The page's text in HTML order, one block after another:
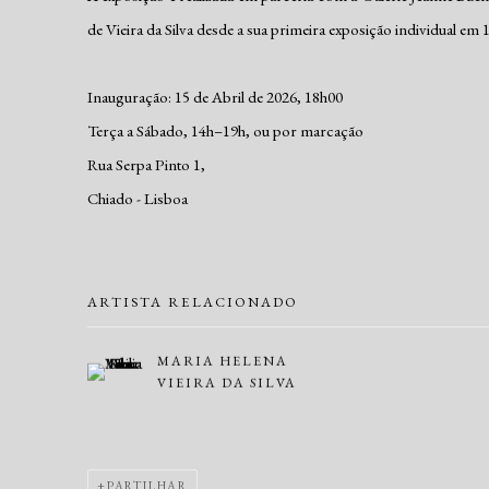
de Vieira da Silva desde a sua primeira exposição individual em
Inauguração: 15 de Abril de 2026, 18h00
Terça a Sábado, 14h–19h, ou por marcação
Rua Serpa Pinto 1,
Chiado - Lisboa
ARTISTA RELACIONADO
MARIA HELENA
VIEIRA DA SILVA
PARTILHAR